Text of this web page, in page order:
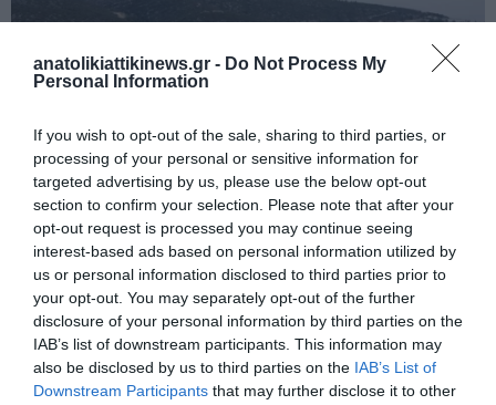
anatolikiattikinews.gr - Do Not Process My
Personal Information
If you wish to opt-out of the sale, sharing to third parties, or
processing of your personal or sensitive information for
targeted advertising by us, please use the below opt-out
section to confirm your selection. Please note that after your
opt-out request is processed you may continue seeing
interest-based ads based on personal information utilized by
us or personal information disclosed to third parties prior to
your opt-out. You may separately opt-out of the further
disclosure of your personal information by third parties on the
IAB’s list of downstream participants. This information may
also be disclosed by us to third parties on the IAB’s List of
Downstream Participants that may further disclose it to other
Νέα Επίδαυρος: Αναστήλωση του βυζαντινού κάστρου.